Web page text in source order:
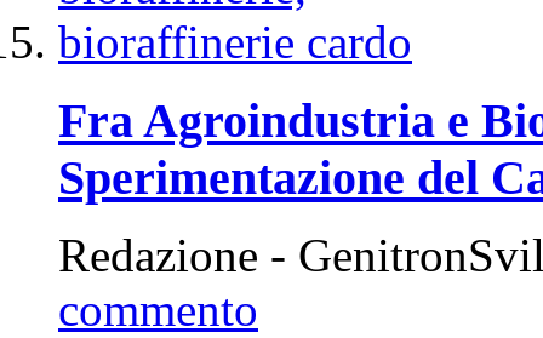
Fra Agroindustria e
Sperimentazione del
Redazione -
commento